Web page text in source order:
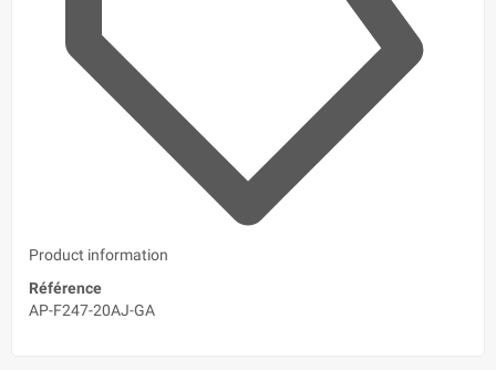
Product information
Référence
AP-F247-20AJ-GA